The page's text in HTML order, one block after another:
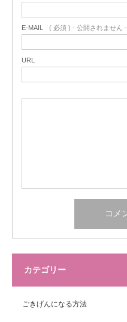
E-MAIL ( 必須 ) - 公開されません -
URL
カテゴリー
ごきげんになる方法